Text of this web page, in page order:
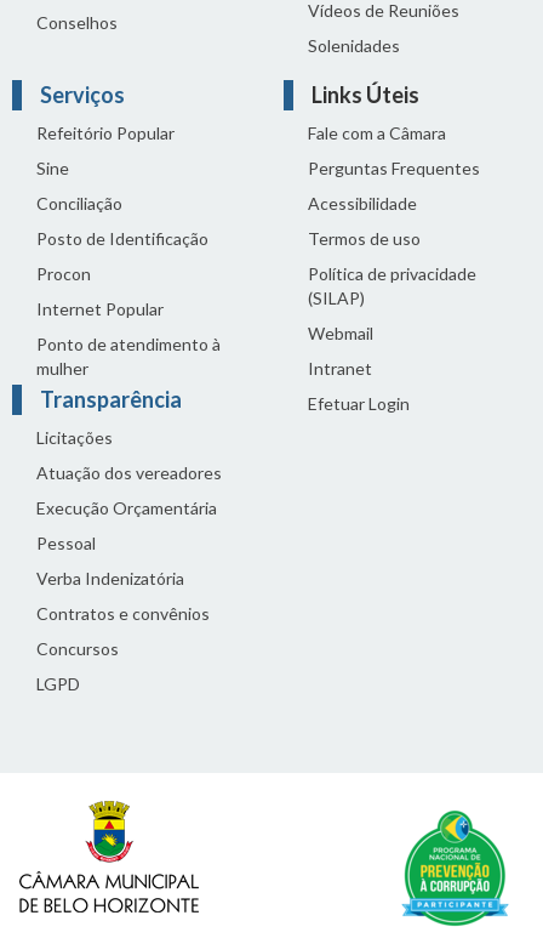
Conselhos
Vídeos de Reuniões
Solenidades
Serviços
Refeitório Popular
Sine
Conciliação
Posto de Identificação
Procon
Internet Popular
Ponto de atendimento à
mulher
Transparência
Licitações
Atuação dos vereadores
Execução Orçamentária
Pessoal
Verba Indenizatória
Contratos e convênios
Concursos
LGPD
Links Úteis
Fale com a Câmara
Perguntas Frequentes
Acessibilidade
Termos de uso
Política de privacidade
(SILAP)
Webmail
Intranet
Efetuar Login